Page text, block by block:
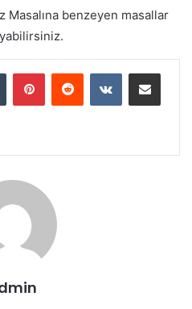
Masalına benzeyen masallar
Tumblr PinterestReddit VKontakteE-Posta ile paylaş